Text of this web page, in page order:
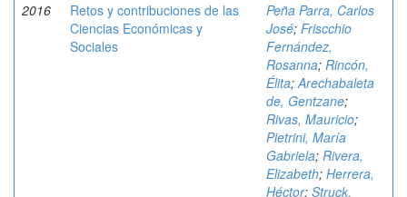
2016
Retos y contribuciones de las
Ciencias Económicas y
Sociales
Peña Parra, Carlos
José; Friscchio
Fernández,
Rosanna; Rincón,
Élita;Arechabaleta
de, Gentzane;
Rivas, Mauricio;
Pietrini, María
Gabriela; Rivera,
Elizabeth; Herrera,
Héctor; Struck,